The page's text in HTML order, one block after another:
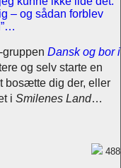
– og sådan forblev
Dansk og bor i
og selv starte en
bosætte dig der, eller
i Smilenes Land…
488